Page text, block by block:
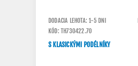
DODACIA LEHOTA: 1-5 DNI
KÓD: TH730422.70
S KLASICKÝMI PODÉLNÍKY